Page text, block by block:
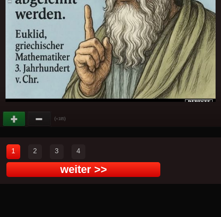
(+185)
1 2 3 4
weiter >>